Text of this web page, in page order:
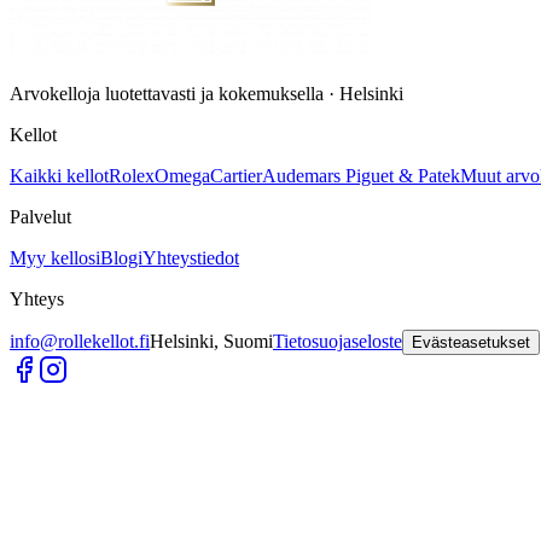
Arvokelloja luotettavasti ja kokemuksella · Helsinki
Kellot
Kaikki kellotRolexOmegaCartierAudemars Piguet & PatekMuut
Palvelut
Myy kellosiBlogiYhteystiedot
Yhteys
info@rollekellot.fiHelsinki, SuomiTietosuojaseloste Evästeasetukset